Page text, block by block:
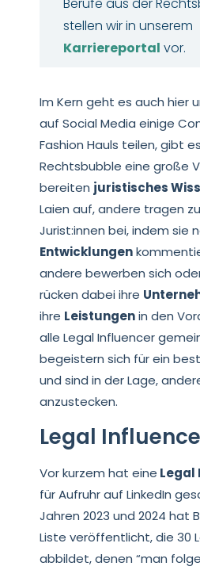
stellen wir in unserem
Karriereportal vor.
Im Kern geht es auch hier
auf Social Media einige
Fashion Hauls teilen, gibt
Rechtsbubble eine große
bereiten juristisches
Laien auf, andere tragen
Jurist:innen bei, indem sie
Entwicklungen
andere bewerben sich
rücken dabei ihre
ihre Leistungenin den
alle Legal Influencer
begeistern sich für ein
und sind in der Lage,
anzustecken.
Legal
Vor kurzem hat eine Legal
für Aufruhr auf LinkedIn
Jahren 2023 und 2024 hat
Liste veröffentlicht, die 30
abbildet, denen “man